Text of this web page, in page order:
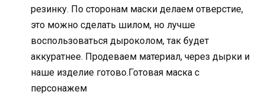
резинку. По сторонам маски делаем отверстие,
это можно сделать шилом, но лучше
воспользоваться дыроколом, так будет
аккуратнее. Продеваем материал, через дырки и
наше изделие готово.Готовая маска с
персонажем